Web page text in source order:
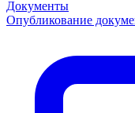
Документы
Опубликование